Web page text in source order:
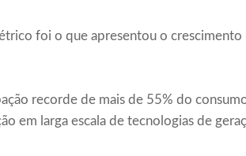
foi o que apresentou o crescimento
recorde de mais de 55% do
em larga escala de tecnologias de